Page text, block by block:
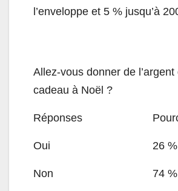
l’enveloppe et 5 % jusqu’à
Allez-vous donner de l’argent
cadeau à Noël ?
Réponses
Oui 26 %
Non 74 %